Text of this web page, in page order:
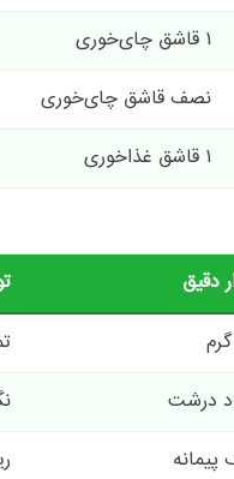
۱ قاشق چای‌خوری
نصف قاشق چای‌خوری
۱ قاشق غذاخوری
دقیق